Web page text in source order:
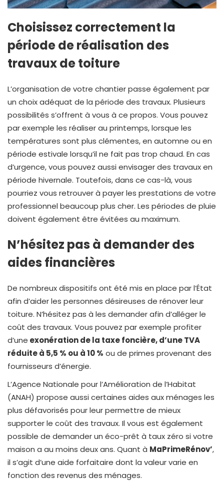
Choisissez correctement la
période de réalisation des
travaux de toiture
L’organisation de votre chantier passe également par
un choix adéquat de la période des travaux. Plusieurs
possibilités s’offrent à vous à ce propos. Vous pouvez
par exemple les réaliser au printemps, lorsque les
températures sont plus clémentes, en automne ou en
période estivale lorsqu’il ne fait pas trop chaud. En cas
d’urgence, vous pouvez aussi envisager des travaux en
période hivernale. Toutefois, dans ce cas-là, vous
pourriez vous retrouver à payer les prestations de votre
professionnel beaucoup plus cher. Les périodes de pluie
doivent également être évitées au maximum.
N’hésitez pas à demander des
aides financières
De nombreux dispositifs ont été mis en place par l’État
afin d’aider les personnes désireuses de rénover leur
toiture. N’hésitez pas à les demander afin d’alléger le
coût des travaux. Vous pouvez par exemple profiter
d’une exonération de la taxe foncière, d’une TVA
réduite à 5,5 % ou à 10 % ou de primes provenant des
fournisseurs d’énergie.
L’Agence Nationale pour l’Amélioration de l’Habitat
(ANAH) propose aussi certaines aides aux ménages les
plus défavorisés pour leur permettre de mieux
supporter le coût des travaux. Il vous est également
possible de demander un éco-prêt à taux zéro si votre
maison a au moins deux ans. Quant à MaPrimeRénov’,
il s’agit d’une aide forfaitaire dont la valeur varie en
fonction des revenus des ménages.